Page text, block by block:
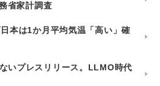
省家計調査
本は1か月平均気温「高い」確
いプレスリリース。LLMO時代